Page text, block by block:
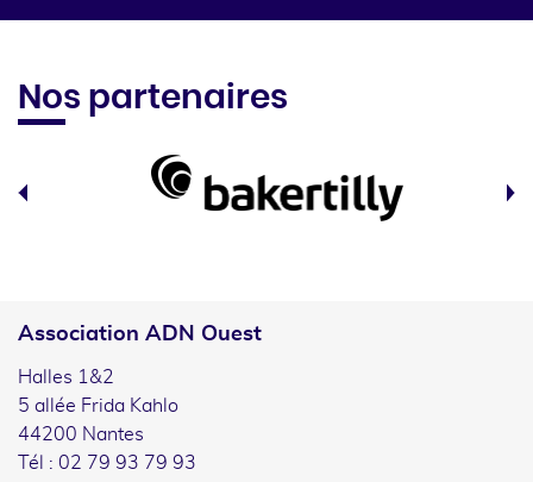
Nos partenaires
Association ADN Ouest
Halles 1&2
5 allée Frida Kahlo
44200 Nantes
Tél : 02 79 93 79 93